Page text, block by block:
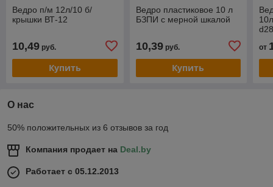
Ведро п/м 12л/10 б/
крышки ВТ-12
10,49 руб.
Купить
Ведро пластиковое 10 л
БЗПИ с мерной шкалой
10,39руб.
Купить
от
О нас
50% положительных из 6 отзывов за год
Компания продает на Deal.by
Работает с 05.12.2013